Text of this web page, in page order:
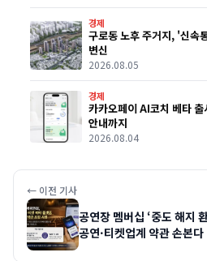
경제
구로동 노후 주거지, '신속
변신
2026.08.05
경제
카카오페이 AI코치 베타
안내까지
2026.08.04
← 이전 기사
공연장 멤버십 ‘중도 해지
공연·티켓업계 약관 손본다